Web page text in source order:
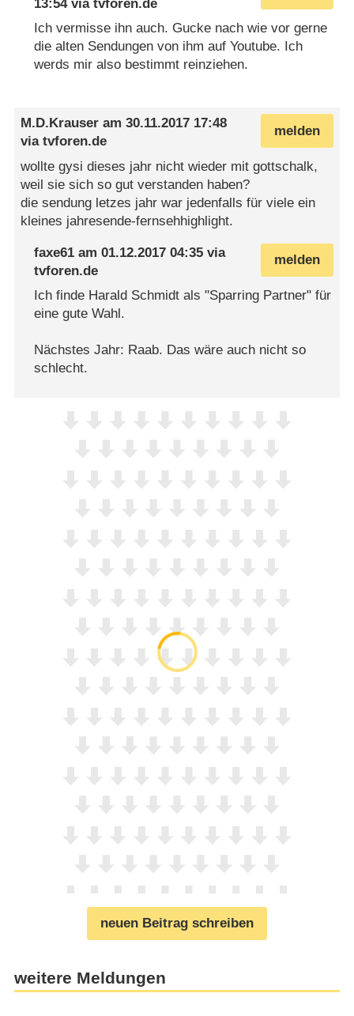
13:54viatvforen.de
Ich vermisse ihn auch. Gucke nach wie vor gerne
die alten Sendungen von ihm auf Youtube. Ich
werds mir also bestimmt reinziehen.
melden
M.D.Krauser am30.11.2017 17:48
viatvforen.de
wollte gysi dieses jahr nicht wieder mit gottschalk,
weil sie sich so gut verstanden haben?
die sendung letzes jahr war jedenfalls für viele ein
kleines jahresende-fernsehhighlight.
melden
faxe61 am01.12.2017 04:35 via
tvforen.de
Ich finde Harald Schmidt als "Sparring Partner" für
eine gute Wahl.
Nächstes Jahr: Raab. Das wäre auch nicht so
schlecht.
neuen Beitrag schreiben
weitere Meldungen